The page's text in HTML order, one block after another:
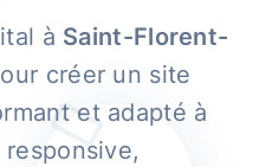
à Saint-Florent-
créer un site
et adapté à